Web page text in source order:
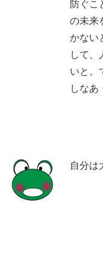
防ぐこ
の未来
かない
して、
いと。
しなあ
自分は